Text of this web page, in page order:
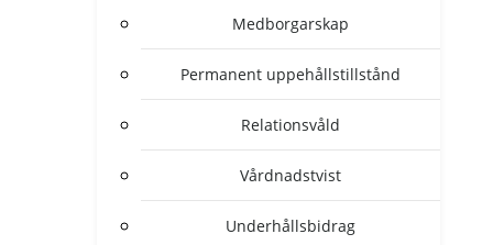
Medborgarskap
Permanent uppehållstillstånd
Relationsvåld
Vårdnadstvist
Underhållsbidrag